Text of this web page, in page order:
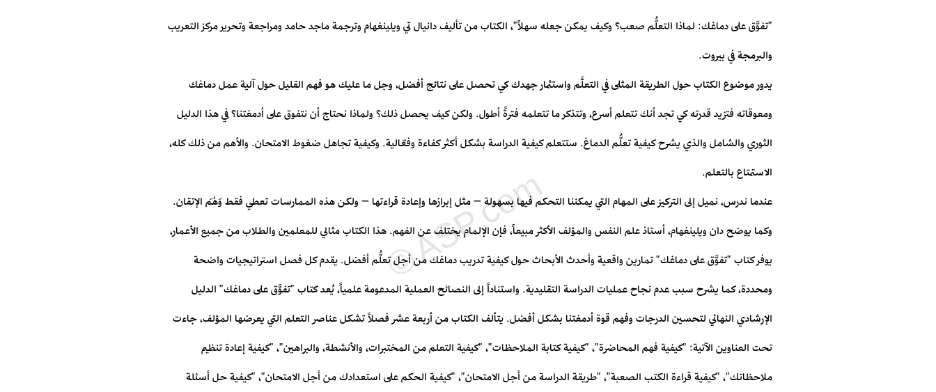
"تفوَّق على دماغك: لماذا التعلُّم صعب؟ وكيف يمكن جعله سهلاً"، الكتاب من تأليف دانيال تي ويلينغهام وترجمة ماجد حامد ومراجعة وتحرير مركز التعريب
والبرمجة في بيروت.
يدور موضوع الكتاب حول الطريقة المثلى في التعلَّم واستثمار جهدك كي تحصل على نتائج أفضل، وجل ما عليك هو فهم القليل حول آلية عمل دماغك
ومعوقاته فتزيد قدرته كي تجد أنك تتعلم أسرع، وتتذكر ما تتعلمه فترةً أطول. ولكن كيف يحصل ذلك؟ ولماذا نحتاج أن نتفوق على أدمغتنا؟ في هذا الدليل
الثوري والشامل والذي يشرح كيفية تعلُّم الدماغ. ستتعلم كيفية الدراسة بشكل أكثر كفاءة وفعّالية. وكيفية تجاهل ضغوط الامتحان. والأهم من ذلك كله،
الاستمتاع بالتعلم.
عندما ندرس، نميل إلى التركيز على المهام التي يمكننا التحكم فيها بسهولة – مثل إبرازها وإعادة قراءتها – ولكن هذه الممارسات تعطي فقط وَهْمَ الإتقان.
وكما يوضح دان ويلينغهام، أستاذ علم النفس والمؤلف الأكثر مبيعاً، فإن الإلمام يختلف عن الفهم. هذا الكتاب مثالي للمعلمين والطلاب من جميع الأعمار،
يوفر كتاب "تفوَّق على دماغك" تمارين واقعية وأحدث الأبحاث حول كيفية تدريب دماغك من أجل تعلُّم أفضل. يقدم كل فصل استراتيجيات واضحة
ومحددة، كما يشرح سبب عدم نجاح عمليات الدراسة التقليدية. واستناداً إلى النصائح العملية المدعومة علمياً، يُعد كتاب "تفوَّق على دماغك" الدليل
الإرشادي النهائي لتحسين الدرجات وفهم قوة أدمغتنا بشكل أفضل. يتألف الكتاب من أربعة عشر فصلاً تشكل عناصر التعلم التي يعرضها المؤلف، جاءت
تحت العناوين الآتية: "كيفية فهم المحاضرة"، "كيفية كتابة الملاحظات"، "كيفية التعلم من المختبرات، والأنشطة، والبراهين"، "كيفية إعادة تنظيم
ملاحظاتك"، "كيفية قراءة الكتب الصعبة"، "طريقة الدراسة من أجل الامتحان"، "كيفية الحكم على استعدادك من أجل الامتحان"، "كيفية حل أسئلة